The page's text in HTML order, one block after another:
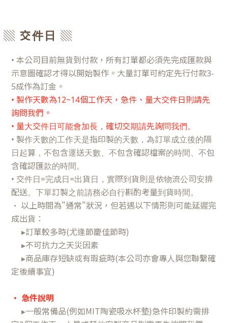
▒ 交件日 ▒
• 本公司目前無貨到付款，所有訂單都必須先完成匯款與
示意圖確認才得以開始製作。大量訂單可約定先行付款3-
5成作為訂金。
• 製作天數為12~14個工作天 ， 急件、 量大交件日則請先
詢問我們。
• 量大交件日可能會加長，確切交期請先詢問我們。
• 製作天數的工作天是指印製的天數，為訂單成立後的隔
日起算，不包含運送天數、不包含確認檔案的時間、不包
含確認匯款的時間。
• 交件日=完成日=出貨日，實際到貨則是依物流公司安排
配送。下單訂製之前請務必自行斟酌考量到貨時間。
• 以上時間為"通常"狀況，但若遇以下情形則可能延遲完
成出貨：
▸訂單較多時(尤逢節慶佳節時)
▸不可抗力之天災因素
▸商品庫存短缺或有瑕疵時(本公司亦會專人與您聯繫確
定後續事宜)
• 急件說明
▸一般常備品(例如MIT陶瓷吸水杯墊)急件印製約需排